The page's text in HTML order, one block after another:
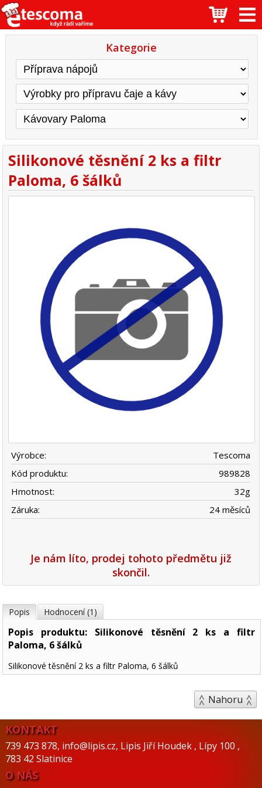
Kategorie
Silikonové těsnění 2 ks a filtr
Paloma, 6 šálků
Výrobce:
Tescoma
Kód produktu:
989828
Hmotnost:
32g
Záruka:
24 měsíců
Je nám líto, prodej tohoto předmětu již
skončil.
Popis Hodnocení (1)
Popis produktu: Silikonové těsnění 2 ks a filtr
Paloma, 6 šálků
Silikonové těsnění 2 ks a filtr Paloma, 6 šálků
Nahoru
KONTAKT
739 473 878, info@lipis.cz, Lipis Jiří Houdek , Lípy 100 ,
783 42 Slatinice
O NÁS